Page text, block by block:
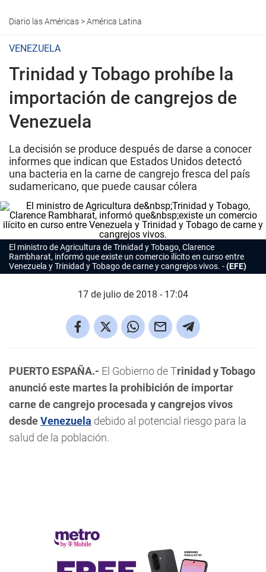
Diario las Américas>América Latina
VENEZUELA
Trinidad y Tobago prohíbe la
importación de cangrejos de
Venezuela
La decisión se produce después de darse a conocer
informes que indican que Estados Unidos detectó
una bacteria en la carne de cangrejo fresca del país
sudamericano, que puede causar cólera
El ministro de Agricultura deTrinidad y Tobago, Clarence
Rambharat, informó que existe un comercio ilícito en curso entre
Venezuela y Trinidad y Tobago de carne y cangrejos vivos.
(EFE)
17 de julio de 2018 - 17:04
PUERTO ESPAÑA.- El Gobierno de Trinidad y Tobago
anunció este martes la prohibición de importar
carne de cangrejo procesada y cangrejos vivos
desdeVenezuela debido al potencial riesgo para la
salud de la población.